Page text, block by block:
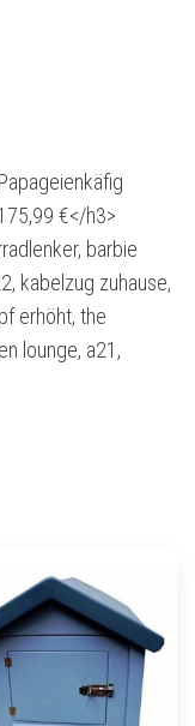
€</h3>
barbie
kabelzug zuhause,
erhöht, the
lounge, a21,